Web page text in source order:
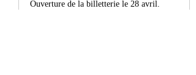
Ouverture de la billetterie le 28 avril.